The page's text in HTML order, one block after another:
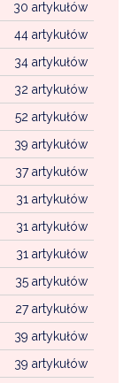
30 artykułów
44 artykułów
34 artykułów
32 artykułów
52 artykułów
39 artykułów
37 artykułów
31 artykułów
31 artykułów
31 artykułów
35 artykułów
27 artykułów
39 artykułów
39 artykułów